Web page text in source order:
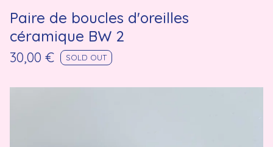
Paire de boucles d'oreilles
céramique BW 2
30,00 € SOLD OUT